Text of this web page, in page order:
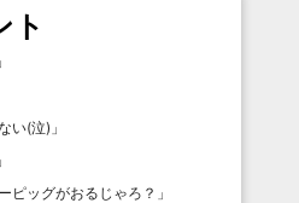
ト
」
い(泣) 」
」
ピッグがおるじゃろ？ 」